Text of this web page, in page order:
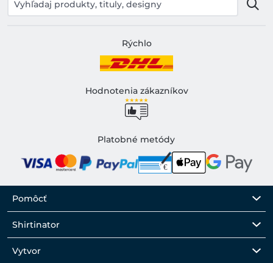
Rýchlo
Hodnotenia zákazníkov
Platobné metódy
Pomôcť
Shirtinator
Vytvor